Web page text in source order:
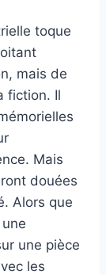
toque
mais de
fiction. Il
Mais
douées
Alors que
une pièce
les